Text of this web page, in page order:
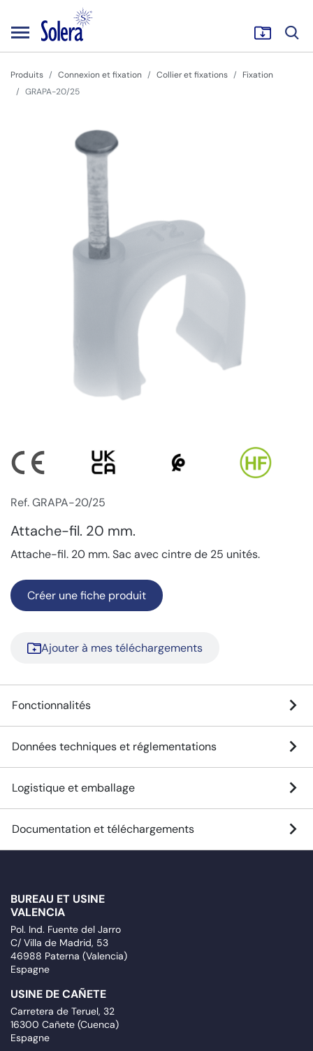
Produits Connexion et fixation Collier et fixations
Fixation
GRAPA-20/25
Ref. GRAPA-20/25
Attache-fil. 20 mm.
Attache-fil. 20 mm. Sac avec cintre de 25 unités.
Créer une fiche produit
Ajouter à mes téléchargements
Fonctionnalités
Données techniques et réglementations
Logistique et emballage
Documentation et téléchargements
BUREAU ET USINE
VALENCIA
Pol. Ind. Fuente del Jarro
C/ Villa de Madrid, 53
46988 Paterna (Valencia)
Espagne
USINE DE CAÑETE
Carretera de Teruel, 32
16300 Cañete (Cuenca)
Espagne